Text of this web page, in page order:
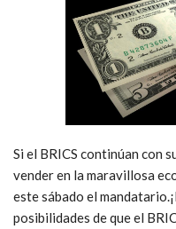
Si el BRICS continúan con
vender en la maravillosa
este sábado el
posibilidades de que el